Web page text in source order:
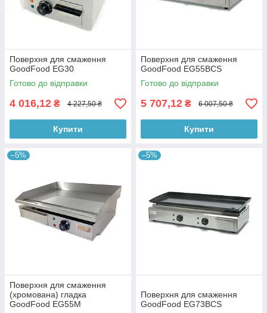
Поверхня для смаження
GoodFood EG30
Готово до відправки
4 016,12 ₴ 4 227,50 ₴
Купити
Поверхня для смаження
GoodFood EG55BCS
Готово до відправки
5 707,12 ₴ 6 007,50 ₴
Купити
–5%
Поверхня для смаження
(хромована) гладка
GoodFood EG55M
–5%
Поверхня для смаження
GoodFood EG73BCS